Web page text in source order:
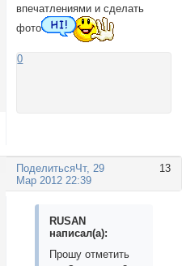
впечатлениями и сделать
фото
0
Поделиться 13
Чт, 29
Мар 2012 22:39
RUSAN
написал(а):
Прошу отметить